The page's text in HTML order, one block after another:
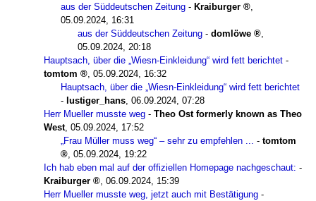
aus der Süddeutschen Zeitung - Kraiburger
05.09.2024, 16:31
aus der Süddeutschen Zeitung - domlöwe
05.09.2024, 20:18
Hauptsach, über die „Wiesn-Einkleidung“ wird fett berichtet -
tomtom
05.09.2024, 16:32
Hauptsach, über die „Wiesn-Einkleidung“ wird fett berichtet
- lustiger_hans 06.09.2024, 07:28
Herr Mueller musste weg - Theo Ost formerly known as Theo
West, 05.09.2024, 17:52
„Frau Müller muss weg“ – sehr zu empfehlen ...
- tomtom
05.09.2024, 19:22
Ich hab eben mal auf der offiziellen Homepage nachgeschaut: -
Kraiburger
06.09.2024, 15:39
Herr Mueller musste weg, jetzt auch mit Bestätigung -